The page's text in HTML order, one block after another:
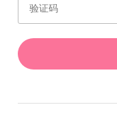
赏